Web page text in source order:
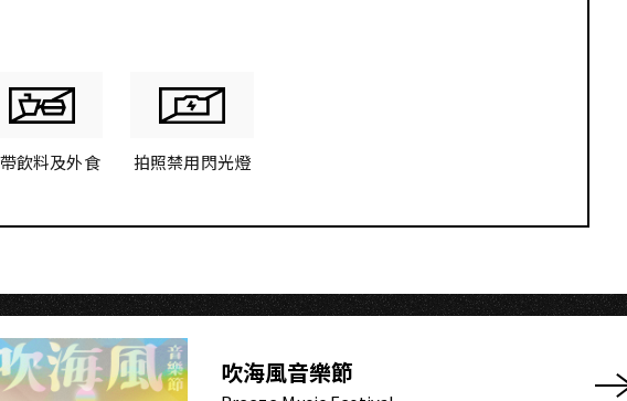
飲料及外食 拍照禁用閃光燈
吹海風音樂節